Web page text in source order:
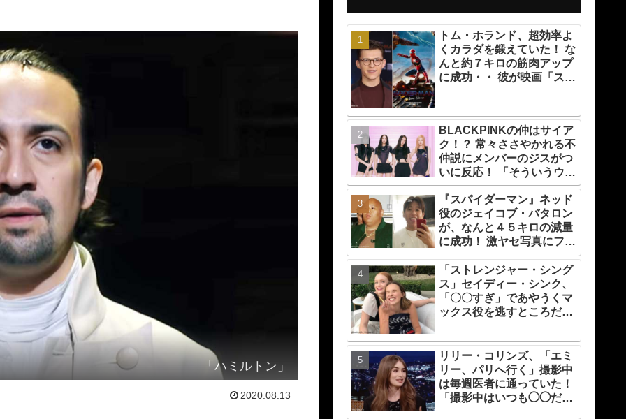
「ハミルトン」
2020.08.13
トム・ホランド、超効率よ
くカラダを鍛えていた！ な
んと約７キロの筋肉アップ
に成功・・ 彼が映画「スパ
法とは？
BLACKPINKの仲はサイア
ク！？ 常々ささやかれる不
仲説にメンバーのジスがつ
いに反応！ 「そういうウワ
サをネットで見るたび
に・・」
『スパイダーマン』ネッド
役のジェイコブ・バタロン
が、なんと４５キロの減量
に成功！ 激ヤセ写真にファ
ンたちもビックリ[写真あ
り]
「ストレンジャー・シング
ス」セイディー・シンク、
「〇〇すぎ」であやうくマ
ックス役を逃すところだっ
変えたものとは？
リリー・コリンズ、「エミ
リー、パリへ行く」撮影中
は毎週医者に通っていた！
「撮影中はいつも◯◯だっ